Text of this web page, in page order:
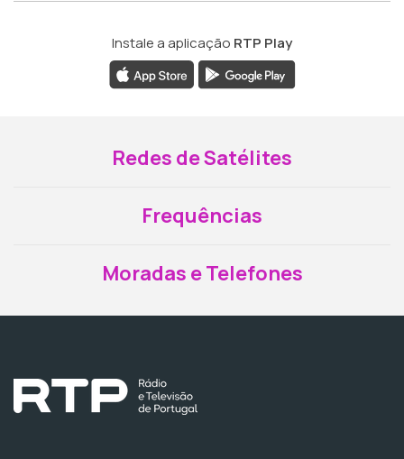
Instale a aplicação RTP Play
Redes de Satélites
Frequências
Moradas e Telefones